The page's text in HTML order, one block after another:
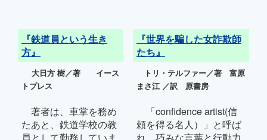
『鉄道員という生き
方』
『世界を騙した女詐欺師
たち』
大日方 樹／著 イース
トプレス
著者は、車掌を務め
たあと、鉄道学校の教
トリ・テルファー／著 富原
まさ江 ／訳 原書房
「confidence artist(信
頼を得る名人）」と呼ば